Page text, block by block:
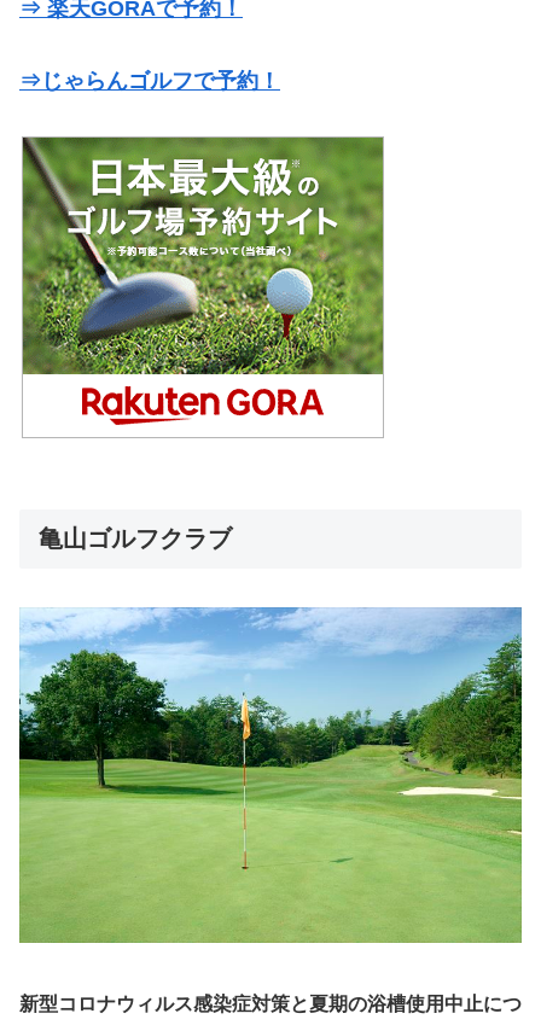
⇒ 楽天GORAで予約！
⇒じゃらんゴルフで予約！
亀山ゴルフクラブ
新型コロナウィルス感染症対策と夏期の浴槽使用中止につ